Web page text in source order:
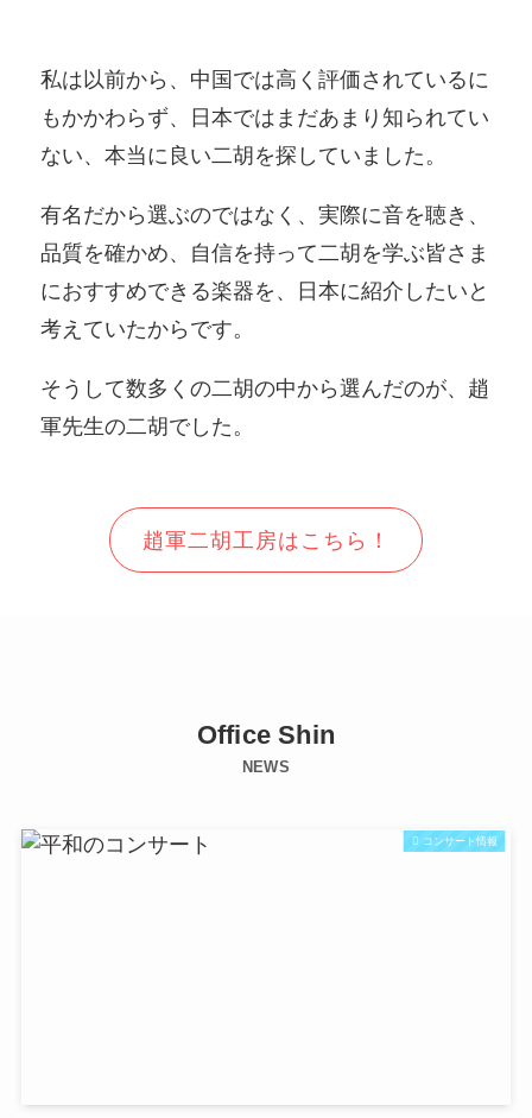
私は以前から、中国では高く評価されているに
もかかわらず、日本ではまだあまり知られてい
ない、本当に良い二胡を探していました。
有名だから選ぶのではなく、実際に音を聴き、
品質を確かめ、自信を持って二胡を学ぶ皆さま
におすすめできる楽器を、日本に紹介したいと
考えていたからです。
そうして数多くの二胡の中から選んだのが、趙
軍先生の二胡でした。
趙軍二胡工房はこちら！
Office Shin
NEWS
コンサート情報